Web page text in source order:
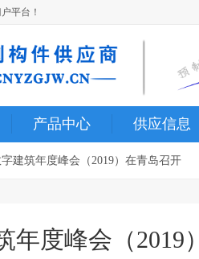
平台！
产品中心 供应信息
建筑年度峰会（2019）在青岛召开
年度峰会（2019